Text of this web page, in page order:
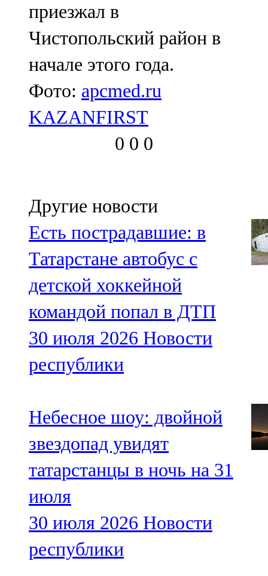
приезжал в
Чистопольский район в
начале этого года.
Фото: apcmed.ru
KAZANFIRST
0 0 0
Другие новости
Есть пострадавшие: в
Татарстане автобус с
детской хоккейной
командой попал в ДТП
30 июля 2026 Новости
республики
Небесное шоу: двойной
звездопад увидят
татарстанцы в ночь на 31
июля
30 июля 2026 Новости
республики